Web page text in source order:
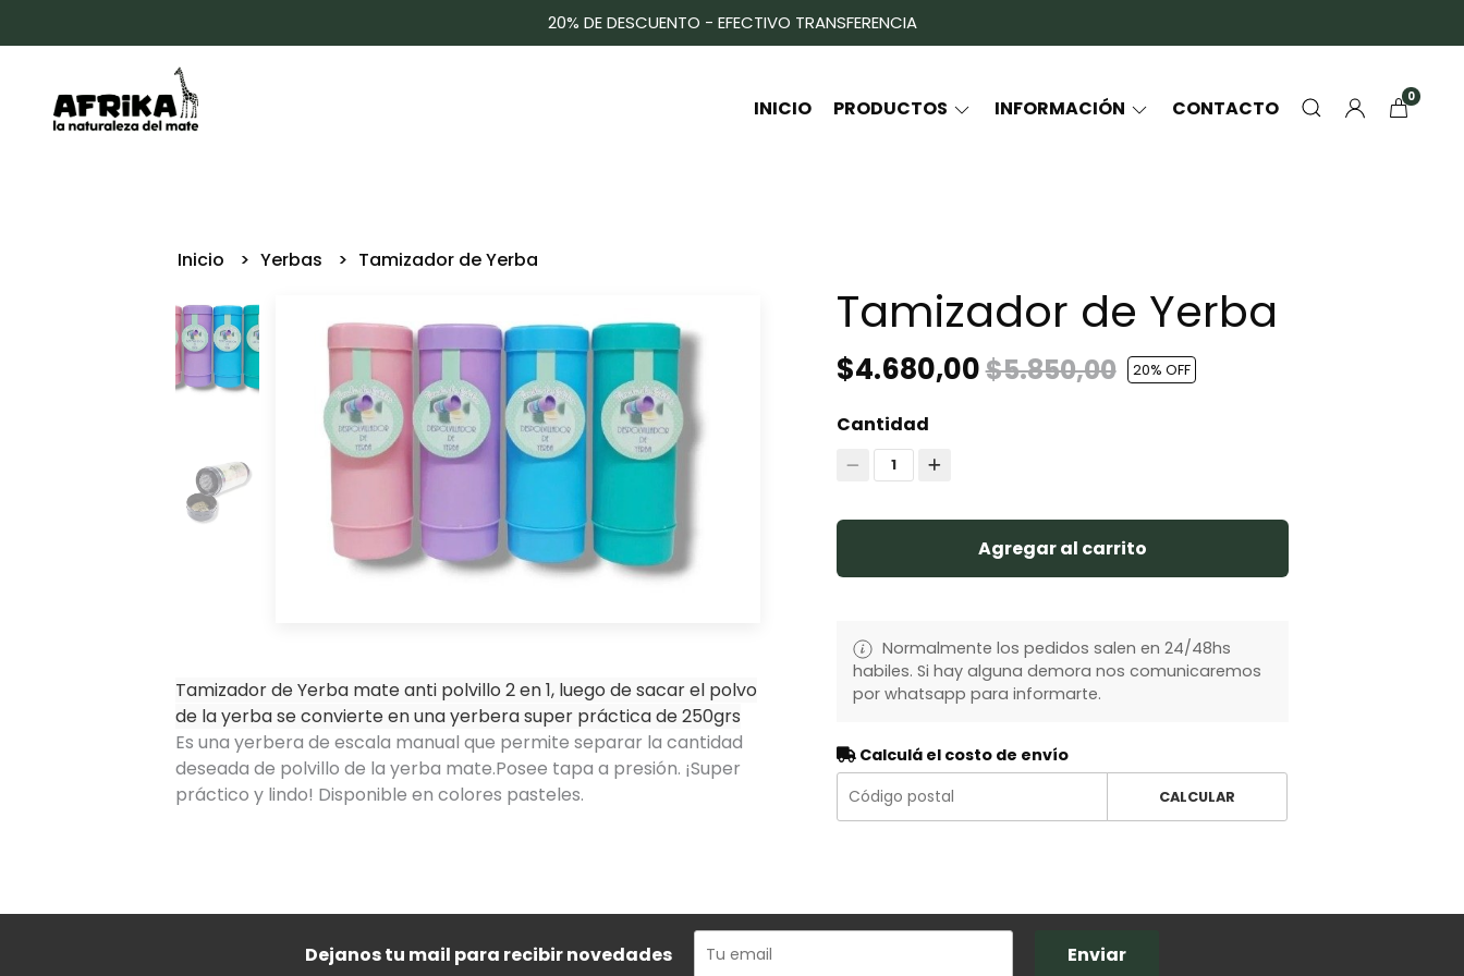
20% DE DESCUENTO - EFECTIVO TRANSFERENCIA
INICIO PRODUCTOS INFORMACIÓN CONTACTO 0
Inicio Yerbas Tamizador de Yerba
Tamizador de Yerba mate anti polvillo 2 en 1, luego de sacar el polvo
de la yerba se convierte en una yerbera super práctica de 250grs
Es una yerbera de escala manual que permite separar la cantidad
deseada de polvillo de la yerba mate.Posee tapa a presión. ¡Super
práctico y lindo! Disponible en colores pasteles.
Tamizador de Yerba
$4.680,00$5.850,00 20% OFF
Cantidad
1
Agregar al carrito
Normalmente los pedidos salen en 24/48hs
habiles. Si hay alguna demora nos comunicaremos
por whatsapp para informarte.
Calculá el costo de envío
CALCULAR
Dejanos tu mail para recibir novedades Enviar